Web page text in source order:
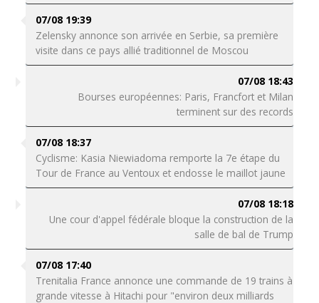
07/08 19:39
Zelensky annonce son arrivée en Serbie, sa première
visite dans ce pays allié traditionnel de Moscou
07/08 18:43
Bourses européennes: Paris, Francfort et Milan
terminent sur des records
07/08 18:37
Cyclisme: Kasia Niewiadoma remporte la 7e étape du
Tour de France au Ventoux et endosse le maillot jaune
07/08 18:18
Une cour d'appel fédérale bloque la construction de la
salle de bal de Trump
07/08 17:40
Trenitalia France annonce une commande de 19 trains à
grande vitesse à Hitachi pour "environ deux milliards